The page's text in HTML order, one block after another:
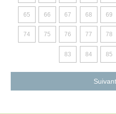
65 66 67 68 69
74 75 76 77 78
83 84 85